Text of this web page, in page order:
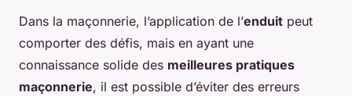
Dans la maçonnerie, l’application de l’enduit peut
comporter des défis, mais en ayant une
connaissance solide des meilleures pratiques
maçonnerie, il est possible d’éviter des erreurs